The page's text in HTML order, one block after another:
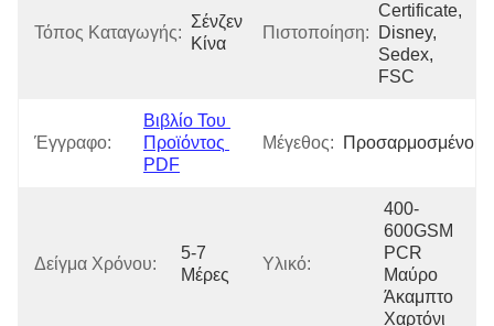
Τόπος Καταγωγής:
Σένζεν
Κίνα
Πιστοποίηση:
Certificate,
Disney,
Sedex,
FSC
Έγγραφο:
Βιβλίο Του
Προϊόντος
PDF
Μέγεθος: Προσαρμοσμένο
Δείγμα Χρόνου:
5-7
Μέρες
Υλικό:
400-
600GSM
PCR
Μαύρο
Άκαμπτο
Χαρτόνι